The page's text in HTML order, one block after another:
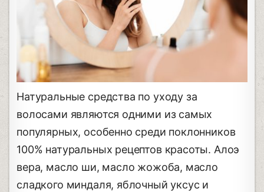
Натуральные средства по уходу за
волосами являются одними из самых
популярных, особенно среди поклонников
100% натуральных рецептов красоты. Алоэ
вера, масло ши, масло жожоба, масло
сладкого миндаля, яблочный уксус и